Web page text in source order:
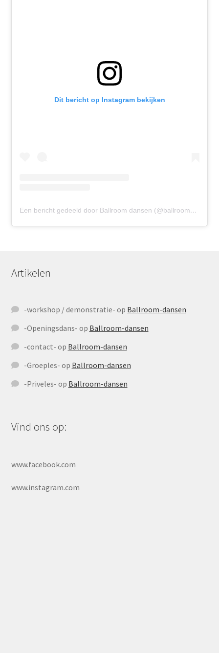
Dit bericht op Instagram bekijken
Een bericht gedeeld door Ballroom dansen (@ballroomdansen)
Artikelen
-workshop / demonstratie- op Ballroom-dansen
-Openingsdans- op Ballroom-dansen
-contact- op Ballroom-dansen
-Groeples- op Ballroom-dansen
-Priveles- op Ballroom-dansen
Vind ons op:
www.facebook.com
www.instagram.com